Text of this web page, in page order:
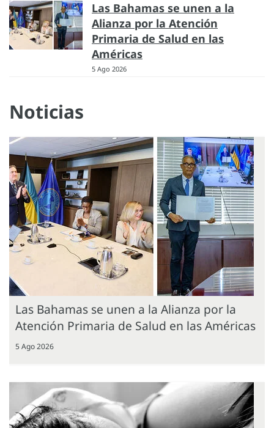
Las Bahamas se unen a la
Alianza por la Atención
Primaria de Salud en las
Américas
5 Ago 2026
Noticias
Las Bahamas se unen a la Alianza por la
Atención Primaria de Salud en las Américas
5 Ago 2026